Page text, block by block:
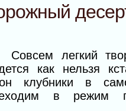
легкий
как нельзя
клубники в
в режим